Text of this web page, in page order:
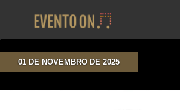
01 DE NOVEMBRO DE 2025